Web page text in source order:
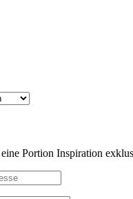
eine Portion Inspiration